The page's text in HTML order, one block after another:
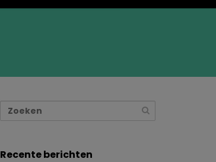
Recente berichten